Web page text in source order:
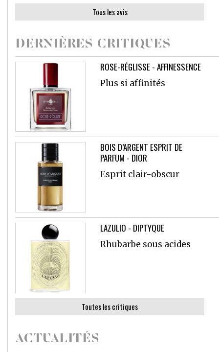
Tous les avis
DERNIÈRES CRITIQUES
ROSE-RÉGLISSE - AFFINESSENCE
Plus si affinités
BOIS D’ARGENT ESPRIT DE
PARFUM - DIOR
Esprit clair-obscur
LAZULIO - DIPTYQUE
Rhubarbe sous acides
Toutes les critiques
ACTUALITÉS